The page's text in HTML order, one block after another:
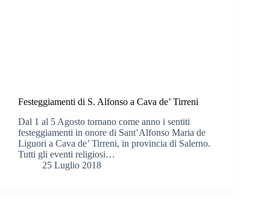
Festeggiamenti di S. Alfonso a Cava de’ Tirreni
Dal 1 al 5 Agosto tornano come anno i sentiti
festeggiamenti in onore di Sant’Alfonso Maria de
Liguori a Cava de’ Tirreni, in provincia di Salerno.
Tutti gli eventi religiosi…
25 Luglio 2018